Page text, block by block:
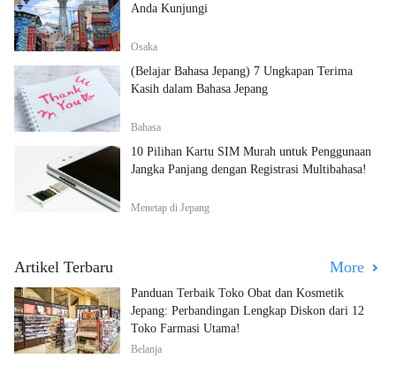
Anda Kunjungi
Osaka
(Belajar Bahasa Jepang) 7 Ungkapan Terima
Kasih dalam Bahasa Jepang
Bahasa
10 Pilihan Kartu SIM Murah untuk Penggunaan
Jangka Panjang dengan Registrasi Multibahasa!
Menetap di Jepang
Artikel Terbaru More
Panduan Terbaik Toko Obat dan Kosmetik
Jepang: Perbandingan Lengkap Diskon dari 12
Toko Farmasi Utama!
Belanja